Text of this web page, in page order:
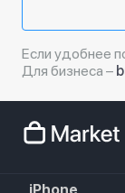
Если удобнее
Для бизнеса –